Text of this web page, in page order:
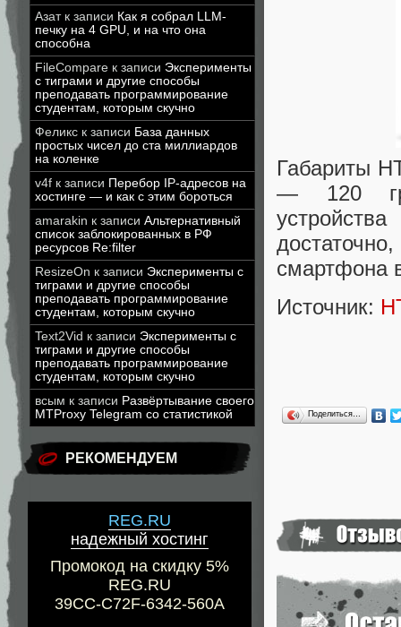
Азатк записи Как я собрал LLM-
печку на 4 GPU, и на что она
способна
FileCompare к записи Эксперименты
с тиграми и другие способы
преподавать программирование
студентам, которым скучно
Феликс к записи База данных
простых чисел до ста миллиардов
на коленке
v4f к записи Перебор IP-адресов на
хостинге — и как с этим бороться
amarakin к записи Альтернативный
список заблокированных в РФ
ресурсов Re:filter
ResizeOn к записи Эксперименты с
тиграми и другие способы
преподавать программирование
студентам, которым скучно
Text2Vid к записи Эксперименты с
тиграми и другие способы
преподавать программирование
студентам, которым скучно
всым к записи Развёртывание своего
MTProxy Telegram со статистикой
РЕКОМЕНДУЕМ
REG.RU
надежный хостинг
Промокод на скидку 5%
REG.RU
39CC-C72F-6342-560A
Габариты
— 120
смартфона
Источник:
Поделиться…